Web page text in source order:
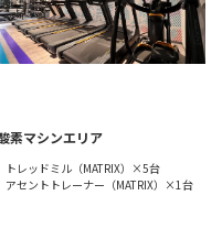
素マシンエリア
トレッドミル（MATRIX）×5台
アセントトレーナー（MATRIX）×1台